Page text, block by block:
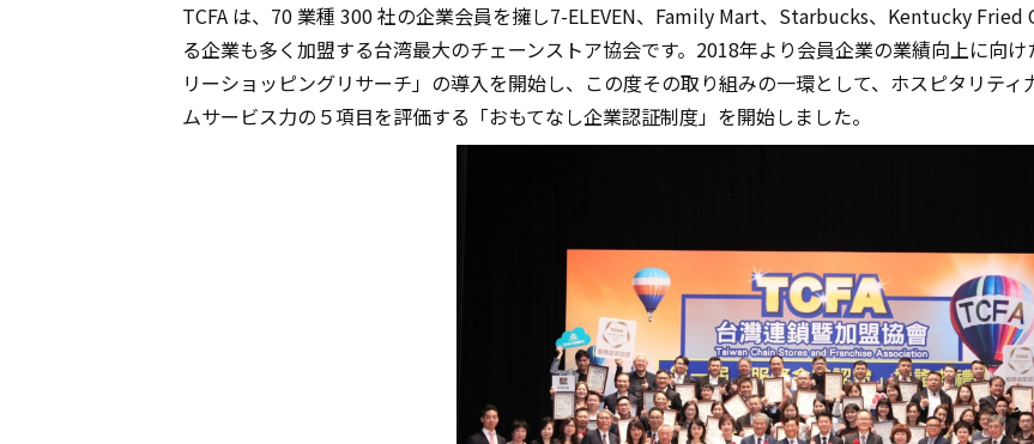
TCFA は、70 業種 300 社の企業会員を擁し7-ELEVEN、Family Mart、Starbucks、Kentucky
る企業も多く加盟する台湾最大のチェーンストア協会です。2018年より会員企業の業績向上に向
リーショッピングリサーチ」の導入を開始し、この度その取り組みの一環として、ホスピタリテ
ムサービス力の５項目を評価する「おもてなし企業認証制度」を開始しました。